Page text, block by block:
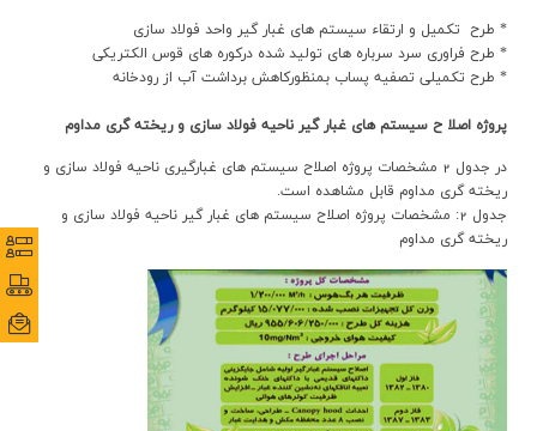
* طرح تکميل و ارتقاء سيستم هاي غبار گير واحد فولاد سازي
* طرح فراوري سرد سرباره هاي توليد شده درکوره هاي قوس الکتريکي
* طرح تکميلي تصفيه پساب بمنظورکاهش برداشت آب از رودخانه
پروژه اصلا ح سيستم هاي غبار گير ناحيه فولاد سازي و ريخته گري مداوم
در جدول 2 مشخصات پروژه اصلاح سيستم هاي غبارگيري ناحيه فولاد سازي و
ريخته گري مداوم قابل مشاهده است.
جدول 2: مشخصات پروژه اصلاح سيستم هاي غبار گير ناحيه فولاد سازي و
ريخته گري مداوم